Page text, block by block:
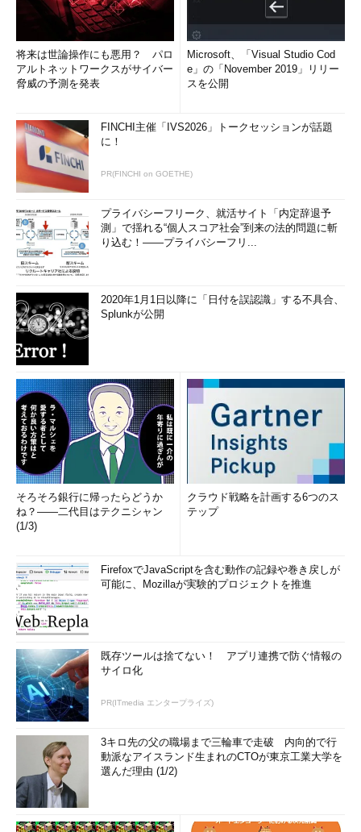
将来は世論操作にも悪用？ パロ
アルトネットワークスがサイバー
脅威の予測を発表
Microsoft、「Visual Studio Cod
e」の「November 2019」リリー
スを公開
FINCHI主催「IVS2026」トークセッションが話題
に！
PR(FINCHI on GOETHE)
プライバシーフリーク、就活サイト「内定辞退予
測」で揺れる“個人スコア社会”到来の法的問題に斬
り込む！――プライバシーフリ...
2020年1月1日以降に「日付を誤認識」する不具合、
Splunkが公開
そろそろ銀行に帰ったらどうか
ね？――二代目はテクニシャン
(1/3)
クラウド戦略を計画する6つのス
テップ
FirefoxでJavaScriptを含む動作の記録や巻き戻しが
可能に、Mozillaが実験的プロジェクトを推進
既存ツールは捨てない！ アプリ連携で防ぐ情報の
サイロ化
PR(ITmedia エンタープライズ)
3キロ先の父の職場まで三輪車で走破 内向的で行
動派なアイスランド生まれのCTOが東京工業大学を
選んだ理由 (1/2)